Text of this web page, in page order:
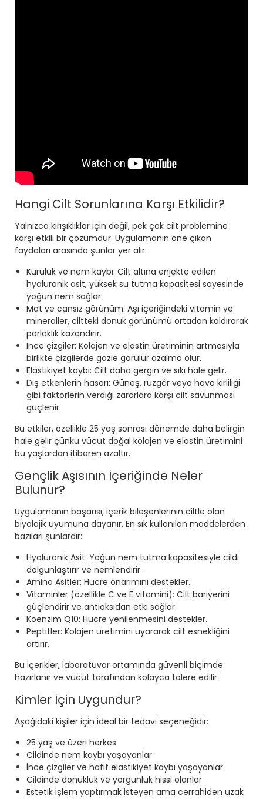
Hangi Cilt Sorunlarına Karşı Etkilidir?
Yalnızca kırışıklıklar için değil, pek çok cilt problemine
karşı etkili bir çözümdür. Uygulamanın öne çıkan
faydaları arasında şunlar yer alır:
Kuruluk ve nem kaybı: Cilt altına enjekte edilen
hyaluronik asit, yüksek su tutma kapasitesi sayesinde
yoğun nem sağlar.
Mat ve cansız görünüm: Aşı içeriğindeki vitamin ve
mineraller, ciltteki donuk görünümü ortadan kaldırarak
parlaklık kazandırır.
İnce çizgiler: Kolajen ve elastin üretiminin artmasıyla
birlikte çizgilerde gözle görülür azalma olur.
Elastikiyet kaybı: Cilt daha gergin ve sıkı hale gelir.
Dış etkenlerin hasarı: Güneş, rüzgâr veya hava kirliliği
gibi faktörlerin verdiği zararlara karşı cilt savunması
güçlenir.
Bu etkiler, özellikle 25 yaş sonrası dönemde daha belirgin
hale gelir çünkü vücut doğal kolajen ve elastin üretimini
bu yaşlardan itibaren azaltır.
Gençlik Aşısının İçeriğinde Neler
Bulunur?
Uygulamanın başarısı, içerik bileşenlerinin ciltle olan
biyolojik uyumuna dayanır. En sık kullanılan maddelerden
bazıları şunlardır:
Hyaluronik Asit: Yoğun nem tutma kapasitesiyle cildi
dolgunlaştırır ve nemlendirir.
Amino Asitler: Hücre onarımını destekler.
Vitaminler (özellikle C ve E vitamini): Cilt bariyerini
güçlendirir ve antioksidan etki sağlar.
Koenzim Q10: Hücre yenilenmesini destekler.
Peptitler: Kolajen üretimini uyararak cilt esnekliğini
artırır.
Bu içerikler, laboratuvar ortamında güvenli biçimde
hazırlanır ve vücut tarafından kolayca tolere edilir.
Kimler İçin Uygundur?
Aşağıdaki kişiler için ideal bir tedavi seçeneğidir:
25 yaş ve üzeri herkes
Cildinde nem kaybı yaşayanlar
İnce çizgiler ve hafif elastikiyet kaybı yaşayanlar
Cildinde donukluk ve yorgunluk hissi olanlar
Estetik işlem yaptırmak isteyen ama cerrahiden uzak